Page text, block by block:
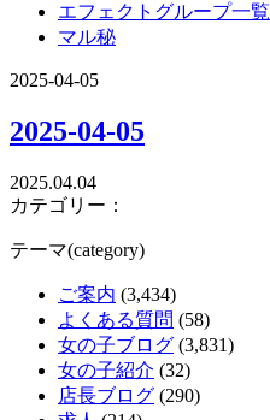
エフェクトグループ一覧
マル秘
2025-04-05
2025-04-05
2025.04.04
カテゴリー：
テーマ(category)
ご案内 (3,434)
よくある質問 (58)
女の子ブログ (3,831)
女の子紹介 (32)
店長ブログ (290)